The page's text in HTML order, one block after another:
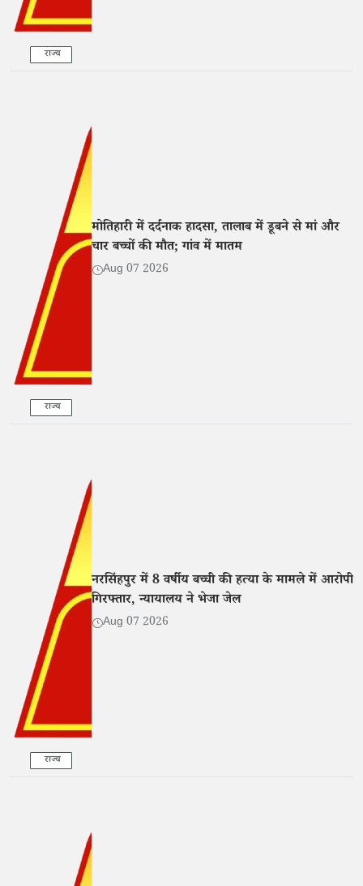
राज्य
राज्य
मोतिहारी में दर्दनाक हादसा, तालाब में डूबने से मां और
चार बच्चों की मौत; गांव में मातम
Aug 07 2026
राज्य
नरसिंहपुर में 8 वर्षीय बच्ची की हत्या के मामले में आरोपी
गिरफ्तार, न्यायालय ने भेजा जेल
Aug 07 2026